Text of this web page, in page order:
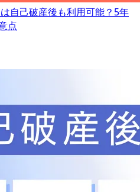
自己破産後も利用可能？5年
点